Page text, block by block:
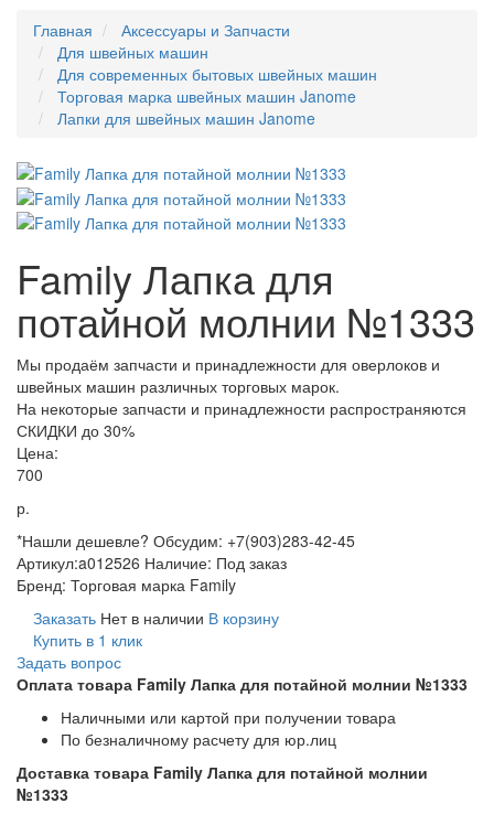
Главная
Аксессуары и Запчасти
Для швейных машин
Для современных бытовых швейных машин
Торговая марка швейных машин Janome
Лапки для швейных машин Janome
Family Лапка для
потайной молнии №1333
Мы продаём запчасти и принадлежности для оверлоков и
швейных машин различных торговых марок.
На некоторые запчасти и принадлежности распространяются
СКИДКИ до 30%
Цена:
700
р.
*Нашли дешевле? Обсудим: +7(903)283-42-45
Артикул:a012526 Наличие: Под заказ
Бренд: Торговая марка Family
Заказать Нет в наличии В корзину
Купить в 1 клик
Задать вопрос
Оплата товара Family Лапка для потайной молнии №1333
Наличными или картой при получении товара
По безналичному расчету для юр.лиц
Доставка товара Family Лапка для потайной молнии
№1333